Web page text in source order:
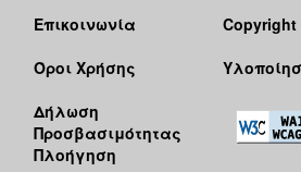
Επικοινωνία
Όροι Χρήσης
Δήλωση
Προσβασιμότητας
Πλοήγηση
Copyright